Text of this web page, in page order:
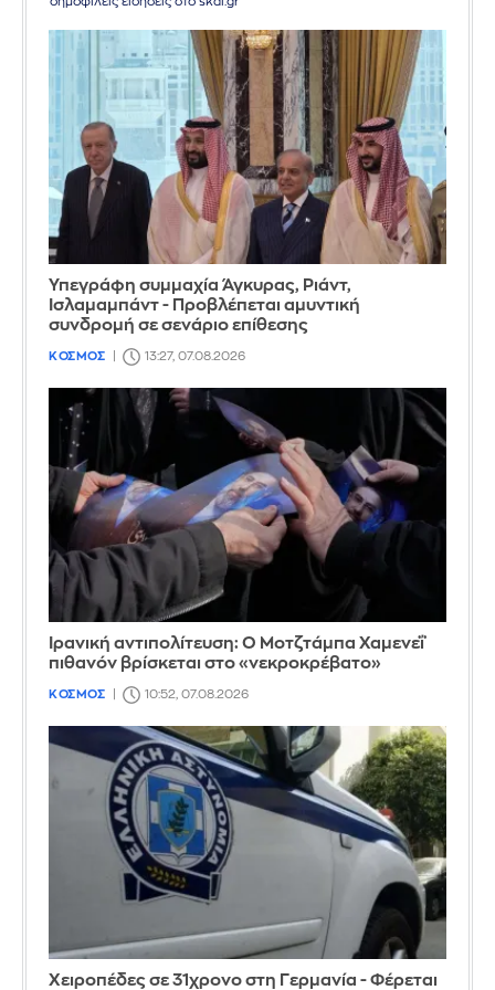
Υπεγράφη συμμαχία Άγκυρας, Ριάντ,
Ισλαμαμπάντ - Προβλέπεται αμυντική
συνδρομή σε σενάριο επίθεσης
ΚΟΣΜΟΣ 13:27, 07.08.2026
Ιρανική αντιπολίτευση: Ο Μοτζτάμπα Χαμενεΐ
πιθανόν βρίσκεται στο «νεκροκρέβατο»
ΚΟΣΜΟΣ 10:52, 07.08.2026
Χειροπέδες σε 31χρονο στη Γερμανία - Φέρεται